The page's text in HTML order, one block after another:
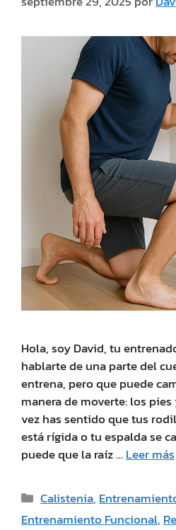
Hola, soy David, tu
hablarte de una parte del
entrena, pero que puede
manera de moverte: los
vez has sentido que tus
está rígida o tu espalda se
puede que la raíz … Leer más
Calistenia,
Entrenamiento Funcional,